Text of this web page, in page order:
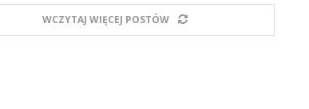
WCZYTAJ WIĘCEJ POSTÓW